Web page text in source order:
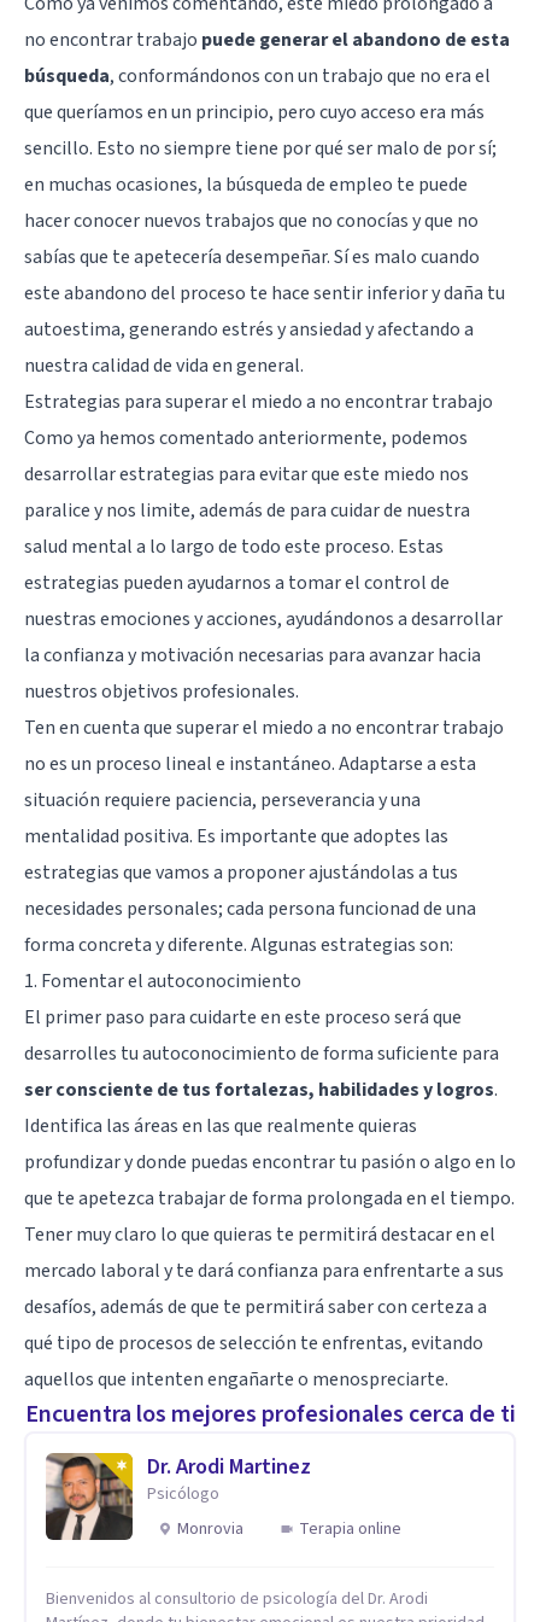
no encontrar trabajo puede generar el abandono de esta
búsqueda, conformándonos con un trabajo que no era el
que queríamos en un principio, pero cuyo acceso era más
sencillo. Esto no siempre tiene por qué ser malo de por sí;
en muchas ocasiones, la búsqueda de empleo te puede
hacer conocer nuevos trabajos que no conocías y que no
sabías que te apetecería desempeñar. Sí es malo cuando
este abandono del proceso te hace sentir inferior y daña tu
autoestima, generando estrés y ansiedad y afectando a
nuestra calidad de vida en general.
Estrategias para superar el miedo a no encontrar trabajo
Como ya hemos comentado anteriormente, podemos
desarrollar estrategias para evitar que este miedo nos
paralice y nos limite, además de para cuidar de nuestra
salud mental a lo largo de todo este proceso. Estas
estrategias pueden ayudarnos a tomar el control de
nuestras emociones y acciones, ayudándonos a desarrollar
la confianza y motivación necesarias para avanzar hacia
nuestros objetivos profesionales.
Ten en cuenta que superar el miedo a no encontrar trabajo
no es un proceso lineal e instantáneo. Adaptarse a esta
situación requiere paciencia, perseverancia y una
mentalidad positiva. Es importante que adoptes las
estrategias que vamos a proponer ajustándolas a tus
necesidades personales; cada persona funcionad de una
forma concreta y diferente. Algunas estrategias son:
1. Fomentar el autoconocimiento
El primer paso para cuidarte en este proceso será que
desarrolles tuautoconocimientode forma suficiente para
ser consciente de tus fortalezas, habilidades y logros.
Identifica las áreas en las que realmente quieras
profundizar y donde puedas encontrar tu pasión o algo en lo
que te apetezca trabajar de forma prolongada en el tiempo.
Tener muy claro lo que quieras te permitirá destacar en el
mercado laboral y te dará confianza para enfrentarte a sus
desafíos, además de que te permitirá saber con certeza a
qué tipo de procesos de selección te enfrentas, evitando
aquellos que intenten engañarte o menospreciarte.
Encuentra los mejores profesionales cerca de ti
Dr. Arodi Martinez
Psicólogo
Monrovia
Terapia online
Bienvenidos al consultorio de psicología del Dr. Arodi